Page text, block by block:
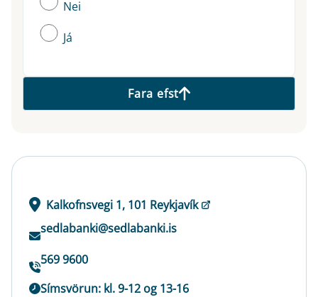
Nei
Já
Fara efst
Kalkofnsvegi 1, 101 Reykjavík
sedlabanki@sedlabanki.is
569 9600
Símsvörun: kl. 9-12 og 13-16